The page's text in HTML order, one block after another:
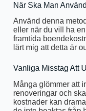
När Ska Man
Använd denna
eller när du vill ha
framtida
lärt mig att detta är
Vanliga Misstag Att
Många glömmer att
renoveringar och
kostnader kan